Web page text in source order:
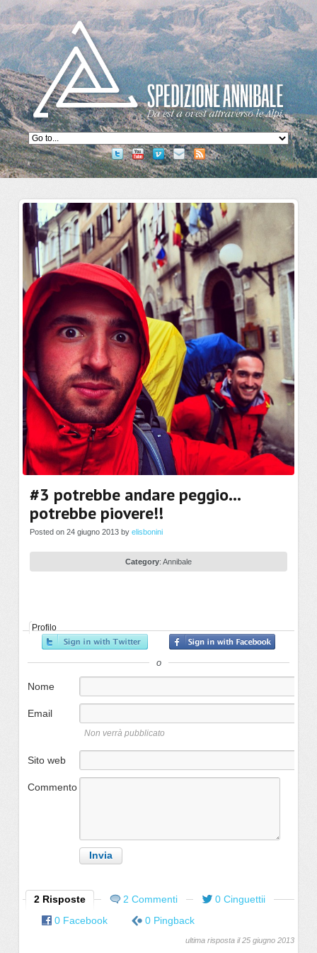
#3 potrebbe andare peggio…
potrebbe piovere!!
Posted on 24 giugno 2013 by elisbonini
Category: Annibale
Profilo
o
Nome
Email
Non verrà pubblicato
Sito web
Commento
2 Risposte 2 Commenti
0 Cinguettii
0 Facebook
0 Pingback
ultima risposta il 25 giugno 2013